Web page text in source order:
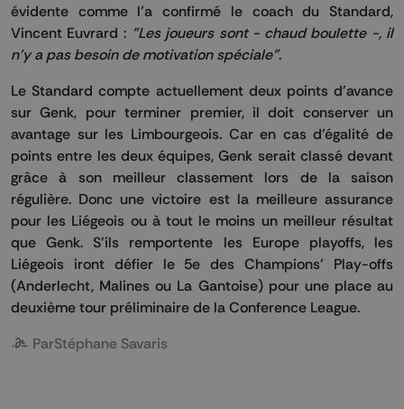
évidente comme l’a confirmé le coach du Standard,
Vincent Euvrard : "Les joueurs sont - chaud boulette -, il
n'y a pas besoin de motivation spéciale".
Le Standard compte actuellement deux points d'avance
sur Genk, pour terminer premier, il doit conserver un
avantage sur les Limbourgeois. Car en cas d’égalité de
points entre les deux équipes, Genk serait classé devant
grâce à son meilleur classement lors de la saison
régulière. Donc une victoire est la meilleure assurance
pour les Liégeois ou à tout le moins un meilleur résultat
que Genk. S'ils remportente les Europe playoffs, les
Liégeois iront défier le 5e des Champions' Play-offs
(Anderlecht, Malines ou La Gantoise) pour une place au
deuxième tour préliminaire de la Conference League.
ParStéphane Savaris